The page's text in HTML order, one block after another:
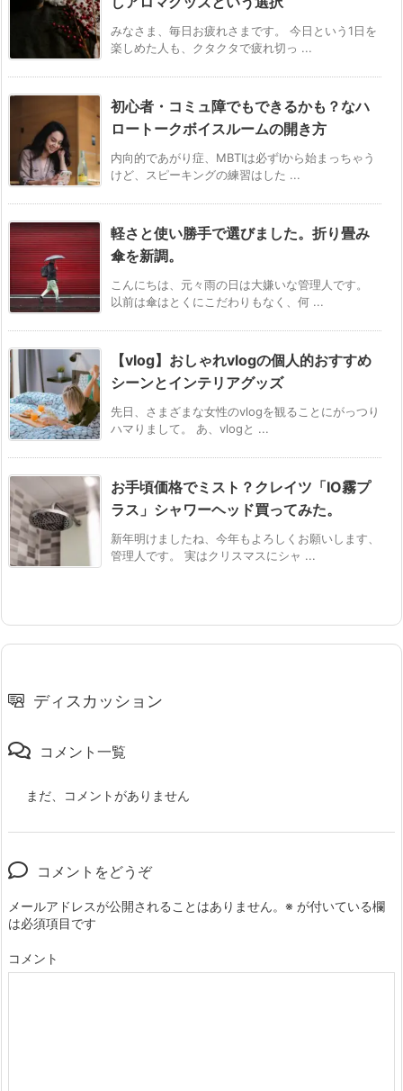
みなさま、毎日お疲れさまです。 今日という1日を
楽しめた人も、クタクタで疲れ切っ ...
初心者・コミュ障でもできるかも？なハ
ロートークボイスルームの開き方
内向的であがり症、MBTIは必ずIから始まっちゃう
けど、スピーキングの練習はした ...
軽さと使い勝手で選びました。折り畳み
傘を新調。
こんにちは、元々雨の日は大嫌いな管理人です。
以前は傘はとくにこだわりもなく、何 ...
【vlog】おしゃれvlogの個人的おすすめ
シーンとインテリアグッズ
先日、さまざまな女性のvlogを観ることにがっつり
ハマりまして。 あ、vlogと ...
お手頃価格でミスト？クレイツ「IO霧プ
ラス」シャワーヘッド買ってみた。
新年明けましたね、今年もよろしくお願いします、
管理人です。 実はクリスマスにシャ ...
ディスカッション
コメント一覧
まだ、コメントがありません
コメントをどうぞ
メールアドレスが公開されることはありません。 ※ が付いている欄
は必須項目です
コメント